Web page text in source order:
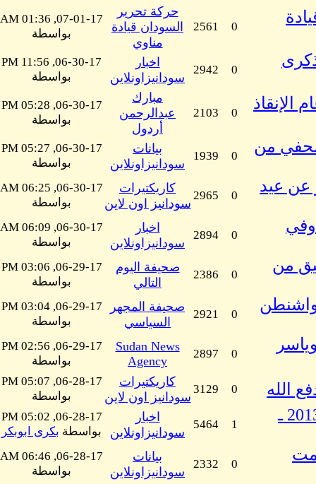
0
2561
حركة تحرير
السودان قيادة
مناوي
07-01-17, 01:36 AM
بواسطة
0
2942
اخبار
سودانيزاونلاين
06-30-17, 11:56 PM
بواسطة
الشعبية لتحرير السودان بعد 28 عام الإنقاذ
0
2103
مبارك
عبدالرحمن
أردول
06-30-17, 05:28 PM
بواسطة
صحفي من
0
1939
بيانات
سودانيزاونلاين
06-30-17, 05:27 PM
بواسطة
للفنان ود ابو عن عيد
0
2965
كاريكتيرات
سودانيز اون لاين
06-30-17, 06:25 AM
بواسطة
وفي
0
2894
اخبار
سودانيزاونلاين
06-30-17, 06:09 AM
بواسطة
من
0
2386
صحيفة اليوم
التالي
06-29-17, 03:06 PM
بواسطة
0
2921
صحيفة المجهر
السياسي
06-29-17, 03:04 PM
بواسطة
0
2897
Sudan News
Agency
06-29-17, 02:56 PM
بواسطة
0
3129
كاريكتيرات
سودانيز اون لاين
06-28-17, 05:07 PM
بواسطة
مبادرة القضارف للخلاص ميزانية الخلاص مارس 2013 ـ
1
5464
اخبار
سودانيزاونلاين
06-28-17, 05:02 PM
بواسطة بكرى ابوبكر
0
2332
بيانات
سودانيزاونلاين
06-28-17, 06:46 AM
بواسطة